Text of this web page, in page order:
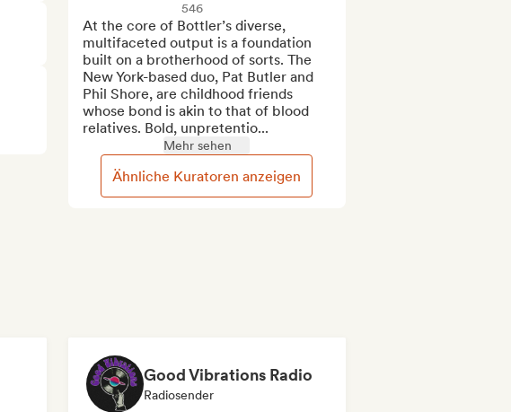
546
At the core of Bottler’s diverse,
multifaceted output is a foundation
built on a brotherhood of sorts. The
New York-based duo, Pat Butler and
Phil Shore, are childhood friends
whose bond is akin to that of blood
relatives. Bold, unpretentio...
Mehr sehen
Ähnliche Kuratoren anzeigen
Good Vibrations Radio
Radiosender